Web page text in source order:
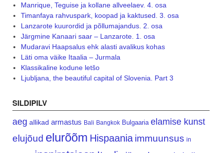
Manrique, Teguise ja kollane allveelaev. 4. osa
Timanfaya rahvuspark, koopad ja kaktused. 3. osa
Lanzarote kuurordid ja põllumajandus. 2. osa
Järgmine Kanaari saar – Lanzarote. 1. osa
Mudaravi Haapsalus ehk alasti avalikus kohas
Läti oma väike Itaalia – Jurmala
Klassikaline kodune letšo
Ljubljana, the beautiful capital of Slovenia. Part 3
SILDIPILV
aeg allikad armastus Bali Bangkok Bulgaaria elamise kunst
elujõud elurõõm Hispaania immuunsus in